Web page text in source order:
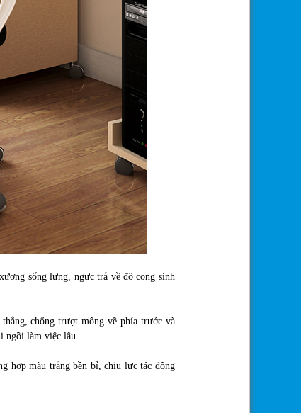
sống lưng, ngực trả về độ cong sinh
chống trượt mông về phía trước và
ngồi làm việc lâu.
hợp màu trắng bền bỉ, chịu lực tác động